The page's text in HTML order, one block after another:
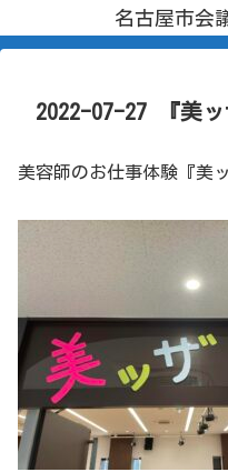
名古屋市会
2022-07-27 『美
美容師のお仕事体験『美